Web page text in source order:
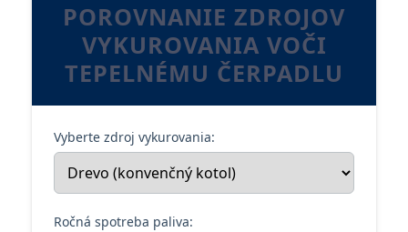
POROVNANIE ZDROJOV
VYKUROVANIA VOČI
TEPELNÉMU ČERPADLU
Vyberte zdroj vykurovania:
Ročná spotreba paliva: